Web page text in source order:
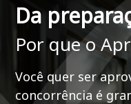
Da
Por que o
Você quer ser
concorrência é